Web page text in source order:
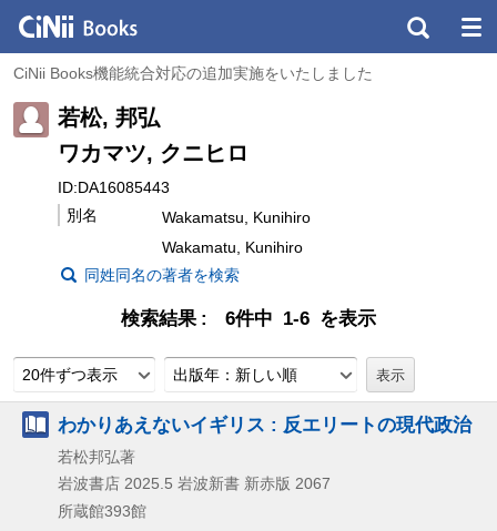
CiNii Books機能統合対応の追加実施をいたしました
若松, 邦弘
ワカマツ, クニヒロ
ID:DA16085443
別名
Wakamatsu, Kunihiro
Wakamatu, Kunihiro
同姓同名の著者を検索
検索結果 6件中 1-6 を表示
20件ずつ表示 出版年：新しい順
わかりあえないイギリス : 反エリートの現代政治
若松邦弘著
岩波書店 2025.5 岩波新書 新赤版 2067
所蔵館393館